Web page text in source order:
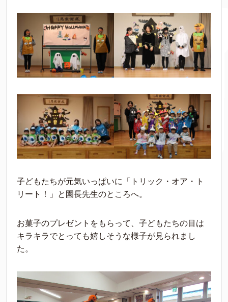
子どもたちが元気いっぱいに「トリック・オア・ト
リート！」と園長先生のところへ。
お菓子のプレゼントをもらって、子どもたちの目は
キラキラでとっても嬉しそうな様子が見られまし
た。